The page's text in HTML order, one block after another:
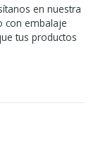
en nuestra
con embalaje
tus productos